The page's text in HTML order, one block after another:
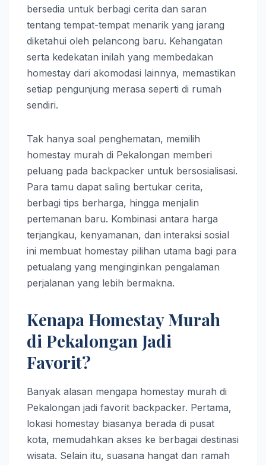
bersedia untuk berbagi cerita dan saran
tentang tempat-tempat menarik yang jarang
diketahui oleh pelancong baru. Kehangatan
serta kedekatan inilah yang membedakan
homestay dari akomodasi lainnya, memastikan
setiap pengunjung merasa seperti di rumah
sendiri.
Tak hanya soal penghematan, memilih
homestay murah di Pekalongan memberi
peluang pada backpacker untuk bersosialisasi.
Para tamu dapat saling bertukar cerita,
berbagi tips berharga, hingga menjalin
pertemanan baru. Kombinasi antara harga
terjangkau, kenyamanan, dan interaksi sosial
ini membuat homestay pilihan utama bagi para
petualang yang menginginkan pengalaman
perjalanan yang lebih bermakna.
Kenapa Homestay Murah
di Pekalongan Jadi
Favorit?
Banyak alasan mengapa homestay murah di
Pekalongan jadi favorit backpacker. Pertama,
lokasi homestay biasanya berada di pusat
kota, memudahkan akses ke berbagai destinasi
wisata. Selain itu, suasana hangat dan ramah